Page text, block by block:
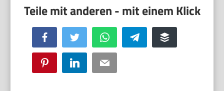
Facebook Twitter WhatsApp Telegram Buffer
Pinterest LinkedIn Email